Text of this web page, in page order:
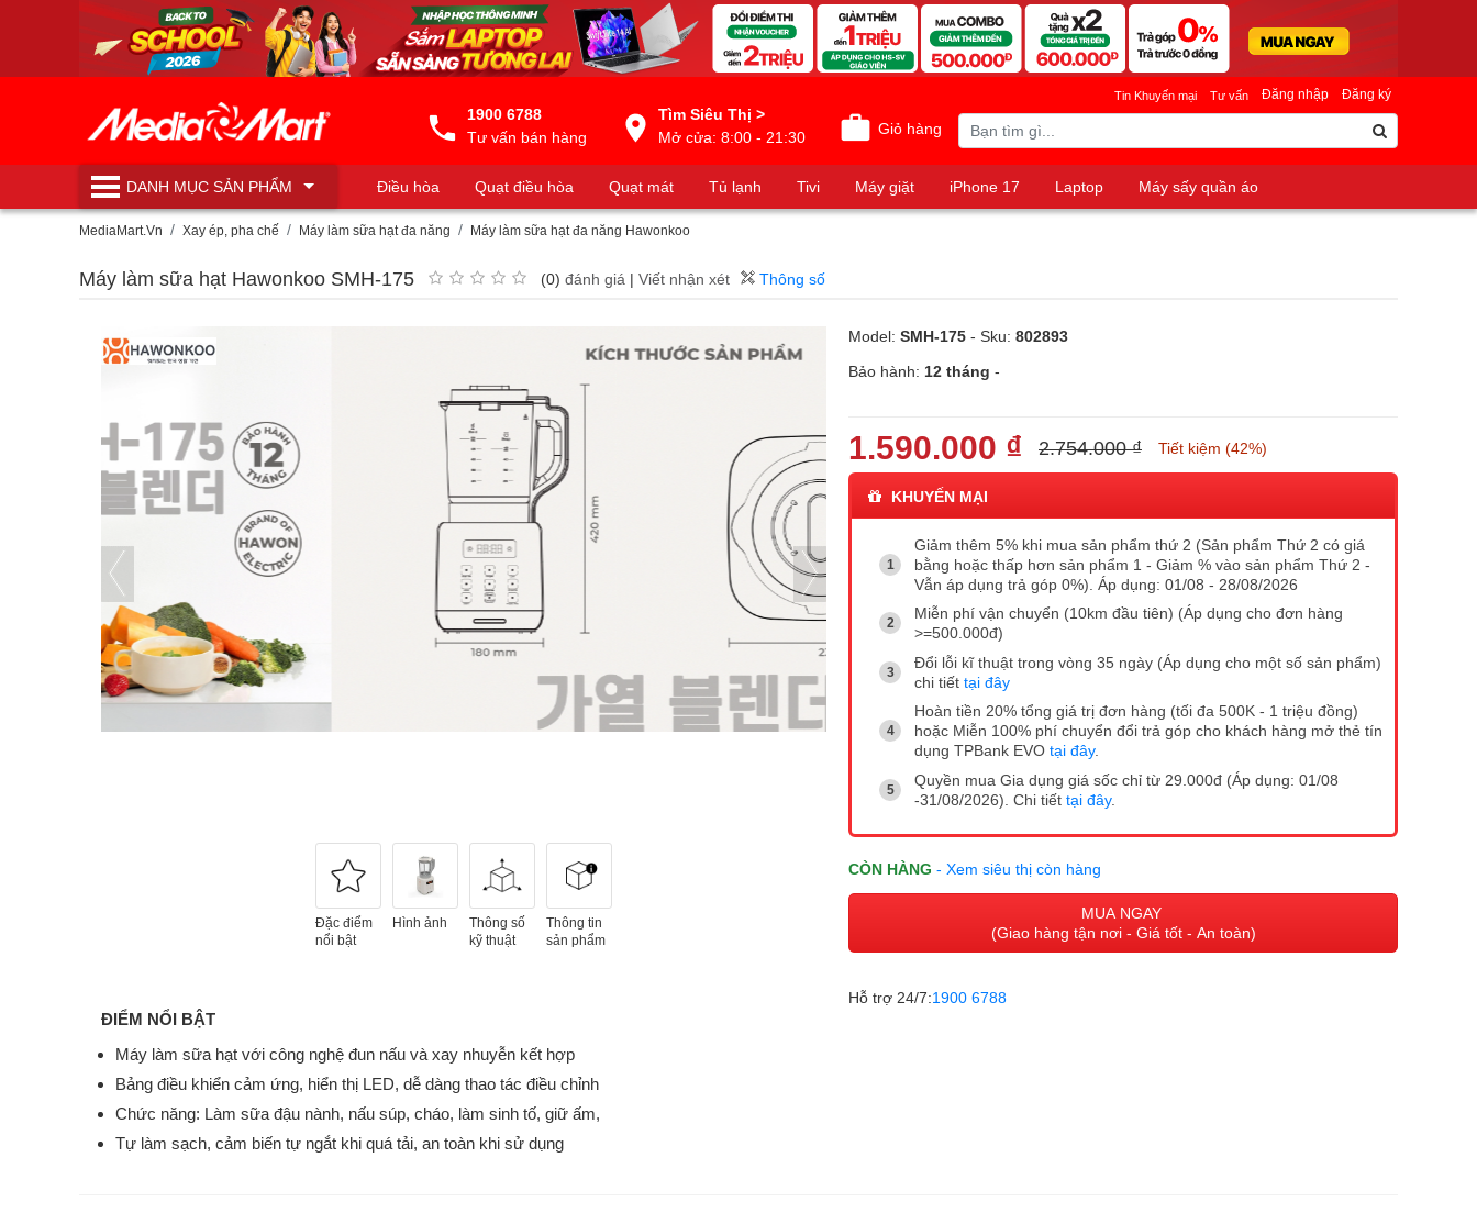
1900 6788
Tư vấn bán hàng
Tìm Siêu Thị >
Mở cửa: 8:00 - 21:30
Giỏ hàng
Đăng nhập Đăng ký
Tin Khuyến mại Tư vấn
DANH MỤCSẢN PHẨM Điều hòa Quạt điều hòa Quạt mát Tủ lạnh Tivi Máy giặt iPhone 17 Laptop
Máy sấy quần áo
Máy lọc nước
MediaMart.Vn Xay ép, pha chế Máy làm sữa hạt đa năng Máy làm sữa hạt đa năng Hawonkoo
Máy làm sữa hạt Hawonkoo SMH-175 (0) đánh giá | Viết nhận xét Thông số
Đặc điểm
nổi bật
Hình ảnh
Thông số
kỹ thuật
Thông tin
sản phẩm
ĐIỂM NỔI BẬT
Máy làm sữa hạt với công nghệ đun nấu và xay nhuyễn kết hợp
Bảng điều khiển cảm ứng, hiển thị LED, dễ dàng thao tác điều chỉnh
Chức năng: Làm sữa đậu nành, nấu súp, cháo, làm sinh tố, giữ ấm,
Tự làm sạch, cảm biến tự ngắt khi quá tải, an toàn khi sử dụng
Model: SMH-175 - Sku: 802893
Bảo hành: 12 tháng -
1.590.000 ₫ 2.754.000 ₫ Tiết kiệm (42%)
KHUYẾN MẠI
Giảm thêm 5% khi mua sản phẩm thứ 2 (Sản phẩm Thứ 2 có giá
bằng hoặc thấp hơn sản phẩm 1 - Giảm % vào sản phẩm Thứ 2 -
Vẫn áp dụng trả góp 0%). Áp dụng: 01/08 - 28/08/2026
Miễn phí vận chuyển (10km đầu tiên) (Áp dụng cho đơn hàng
>=500.000đ)
Đổi lỗi kĩ thuật trong vòng 35 ngày (Áp dụng cho một số sản phẩm)
chi tiết tại đây
Hoàn tiền 20% tổng giá trị đơn hàng (tối đa 500K - 1 triệu đồng)
hoặc Miễn 100% phí chuyển đổi trả góp cho khách hàng mở thẻ tín
dụng TPBank EVO tại đây.
Quyền mua Gia dụng giá sốc chỉ từ 29.000đ (Áp dụng: 01/08
-31/08/2026). Chi tiết tại đây.
CÒN HÀNG - Xem siêu thị còn hàng
MUA NGAY
(Giao hàng tận nơi - Giá tốt - An toàn)
Hỗ trợ 24/7:1900 6788